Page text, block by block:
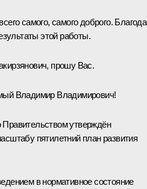
самого, самого доброго.
этой работы.
прошу Вас.
Владимир Владимирович!
утверждён
пятилетний план развития
в нормативное состояние